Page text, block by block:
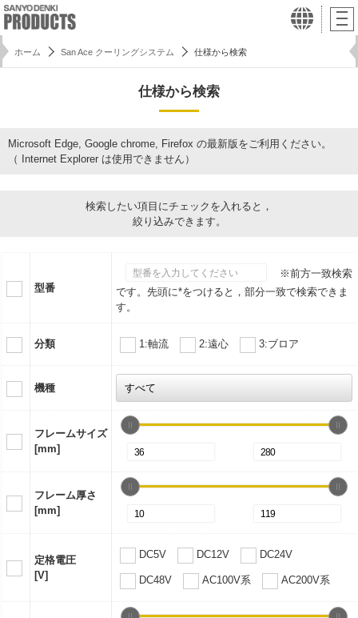
ホーム San Ace クーリングシステム 仕様から検索
仕様から検索
Microsoft Edge, Google chrome, Firefox の最新版をご利用ください。
（ Internet Explorer は使用できません）
検索したい項目にチェックを入れると，
絞り込みできます。
型番
※前方一致検索
です。先頭に*をつけると，部分一致で検索できま
す。
分類 1:軸流 2:遠心 3:ブロア
機種
フレームサイズ
[mm]
フレーム厚さ
[mm]
定格電圧
[V]
DC5V DC12V DC24V
DC48V AC100V系 AC200V系